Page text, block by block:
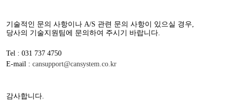
기술적인 문의 사항이나 A/S 관련 문의 사항이 있으실 경우
당사의 기술지원팀에 문의하여 주시기 바랍니다
Tel : 031 737 4750
E-mail : cansupport@cansystem.co.kr
감사합니다